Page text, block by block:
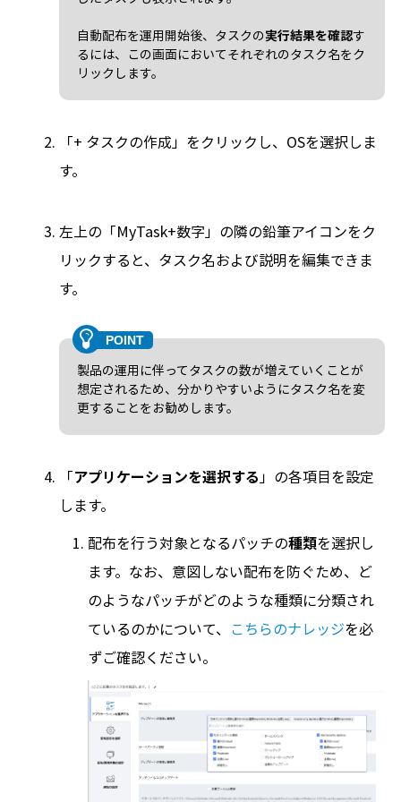
自動配布を運用開始後、タスクの実行結果を確認す
るには、この画面においてそれぞれのタスク名をク
リックします。
「+ タスクの作成」をクリックし、OSを選択しま
す。
左上の「MyTask+数字」の隣の鉛筆アイコンをク
リックすると、タスク名および説明を編集できま
す。
製品の運用に伴ってタスクの数が増えていくことが
想定されるため、分かりやすいようにタスク名を変
更することをお勧めします。
「アプリケーションを選択する」の各項目を設定
します。
配布を行う対象となるパッチの種類を選択し
ます。なお、意図しない配布を防ぐため、ど
のようなパッチがどのような種類に分類され
ているのかについて、 こちらのナレッジを必
ずご確認ください。